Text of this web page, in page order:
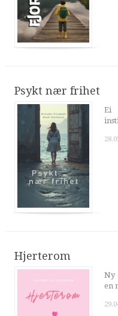
Psykt nær frihet
Ei
Hjerterom
Ny
en